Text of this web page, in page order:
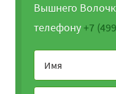
Вышнего
телефону+7